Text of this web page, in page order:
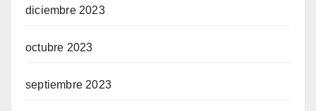
diciembre 2023
octubre 2023
septiembre 2023